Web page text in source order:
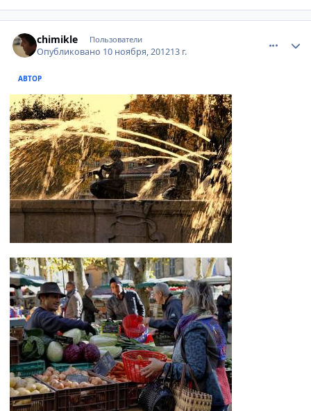
chimikle Пользователи
Опубликовано 10 ноября, 201213 г.
АВТОР